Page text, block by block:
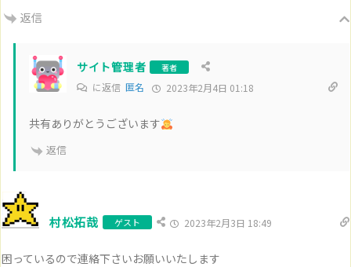
返信
サイト管理者 著者
に返信 匿名 2023年2月4日 01:18
共有ありがとうございます
返信
村松拓哉 ゲスト 2023年2月3日 18:49
困っているので連絡下さいお願いいたします